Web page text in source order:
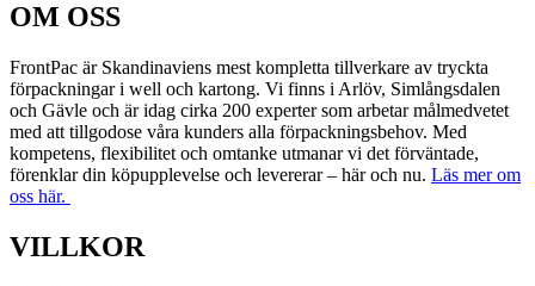
OM OSS
FrontPac är Skandinaviens mest kompletta tillverkare av tryckta
förpackningar i well och kartong. Vi finns i Arlöv, Simlångsdalen
och Gävle och är idag cirka 200 experter som arbetar målmedvetet
med att tillgodose våra kunders alla förpackningsbehov. Med
kompetens, flexibilitet och omtanke utmanar vi det förväntade,
förenklar din köpupplevelse och levererar – här och nu. Läs mer om
oss här.
VILLKOR